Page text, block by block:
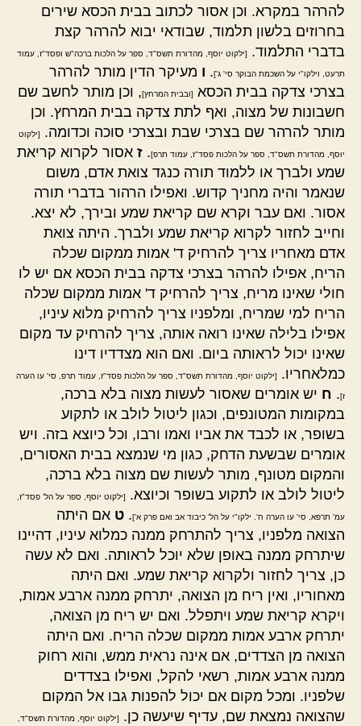
להרהר במקרא. וכן אסור לכתוב בבית הכסא שירים
בחרוזים בלשון תלמוד, שבודאי יבוא להרהר קצת
בדברי התלמוד.
[ילקוט יוסף, מהדורת תשס"ד, ספר על הלכות ברכה"ש ופסד"ז, עמוד
תרעט, וילקו"י על השכמת הבוקר סי' ג']. ו מעיקר הדין מותר להרהר
בצרכי צדקה בבית הכסא [ובבית המרחץ], וכן מותר לחשב שם
חשבונות של מצוה, ואף לתת צדקה בבית המרחץ. וכן
מותר להרהר שם בצרכי שבת ובצרכי סוכה וכדומה.
[ילקוט
יוסף, מהדורת תשס"ד, ספר על הלכות פסד"ז, עמוד תרפ]. ז אסור לקרוא קריאת
שמע ולברך או ללמוד תורה כנגד צואת אדם, משום
שנאמר והיה מחניך קדוש. ואפילו הרהור בדברי תורה
אסור. ואם עבר וקרא שם קריאת שמע ובירך, לא יצא.
וחייב לחזור לקרוא קריאת שמע ולברך. היתה צואת
אדם מאחריו צריך להרחיק ד' אמות ממקום שכלה
הריח, אפילו להרהר בצרכי צדקה בבית הכסא אם יש לו
חולי שאינו מריח, צריך להרחיק ד' אמות ממקום שכלה
הריח למי שמריח, ומלפניו צריך להרחיק מלוא עיניו,
אפילו בלילה שאינו רואה אותה, צריך להרחיק עד מקום
שאינו יכול לראותה ביום. ואם הוא מצדדיו דינו
כמלאחריו.
[ילקוט יוסף, מהדורת תשס"ד, ספר על הלכות פסד"ז, עמוד תרפ, סי' עו הערה
ז]. ח יש אומרים שאסור לעשות מצוה בלא ברכה,
במקומות המטונפים, וכגון ליטול לולב או לתקוע
בשופר, או לכבד את אביו ואמו ורבו, וכל כיוצא בזה. ויש
אומרים שבשעת הדחק, כגון מי שנמצא בבית האסורים,
והמקום מטונף, מותר לעשות שם מצוה בלא ברכה,
ליטול לולב או לתקוע בשופר וכיוצא.
[ילקוט יוסף, ספר על הל' פסד"ז,
עמ' תרפא, סי' עו הערה ח'. ילקו"י על הל' כיבוד אב ואם פרק א']. ט אם היתה
הצואה מלפניו, צריך להתרחק ממנה כמלוא עיניו, דהיינו
שיתרחק ממנה באופן שלא יוכל לראותה. ואם לא עשה
כן, צריך לחזור ולקרוא קריאת שמע. ואם היתה
מאחוריו, ואין ריח מן הצואה, יתרחק ממנה ארבע אמות,
ויקרא קריאת שמע ויתפלל. ואם יש ריח מן הצואה,
יתרחק ארבע אמות ממקום שכלה הריח. ואם היתה
הצואה מן הצדדים, אם אינה נראית ממש, והוא רחוק
ממנה ארבע אמות, רשאי להקל, ואפילו בצדדים
שלפניו. ומכל מקום אם יכול להפנות גבו אל המקום
שהצואה נמצאת שם, עדיף שיעשה כן.
[ילקוט יוסף, מהדורת תשס"ד,